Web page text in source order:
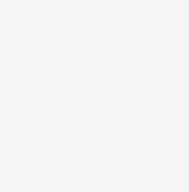
Gazon
ce que